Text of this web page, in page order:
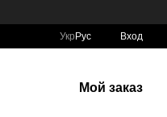
Укр Рус Вход
Мой заказ